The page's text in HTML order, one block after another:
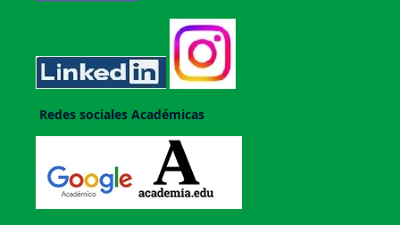
Redes sociales Académicas